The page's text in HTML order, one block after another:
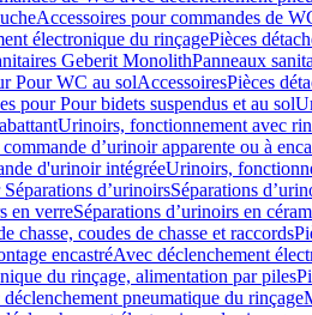
Accessoires pour commandes de
électronique du rinçagePièces
Geberit MonolithPanneaux
Pour WC au solAccessoiresPièces
pour Pour bidets suspendus et au sol
Urinoirs, fonctionnement avec
d’urinoir apparente ou à
d'urinoir intégréeUrinoirs,
d’urinoirsSéparations
en verreSéparations d’urinoirs en
chasse, coudes de chasse et raccords
encastréAvec déclenchement
du rinçage, alimentation par piles
pneumatique du rinçage